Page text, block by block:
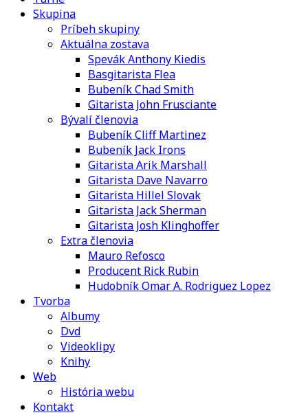
Skupina
Príbeh skupiny
Aktuálna zostava
Spevák Anthony Kiedis
Basgitarista Flea
Bubeník Chad Smith
Gitarista John Frusciante
Bývalí členovia
Bubeník Cliff Martinez
Bubeník Jack Irons
Gitarista Arik Marshall
Gitarista Dave Navarro
Gitarista Hillel Slovak
Gitarista Jack Sherman
Gitarista Josh Klinghoffer
Extra členovia
Mauro Refosco
Producent Rick Rubin
Hudobník Omar A. Rodriguez Lopez
Tvorba
Albumy
Dvd
Videoklipy
Knihy
Web
História webu
Kontakt